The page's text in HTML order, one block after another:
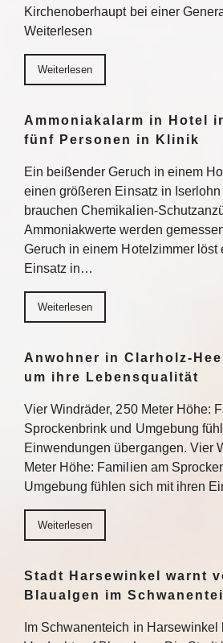
Kirchenoberhaupt bei einer
Weiterlesen
Weiterlesen
Ammoniakalarm in Hotel
fünf Personen in Klinik
Ein beißender Geruch in einem
einen größeren Einsatz in
brauchen Chemikalien-
Ammoniakwerte werden
Geruch in einem Hotelzimmer löst
Einsatz in…
Weiterlesen
Anwohner in Clarholz-
um ihre Lebensqualität
Vier Windräder, 250 Meter Höhe:
Sprockenbrink und Umgebung
Einwendungen übergangen. Vier
Meter Höhe: Familien am
Umgebung fühlen sich mit ihren
Weiterlesen
Stadt Harsewinkel warnt
Blaualgen im
Im Schwanenteich in Harsewinkel